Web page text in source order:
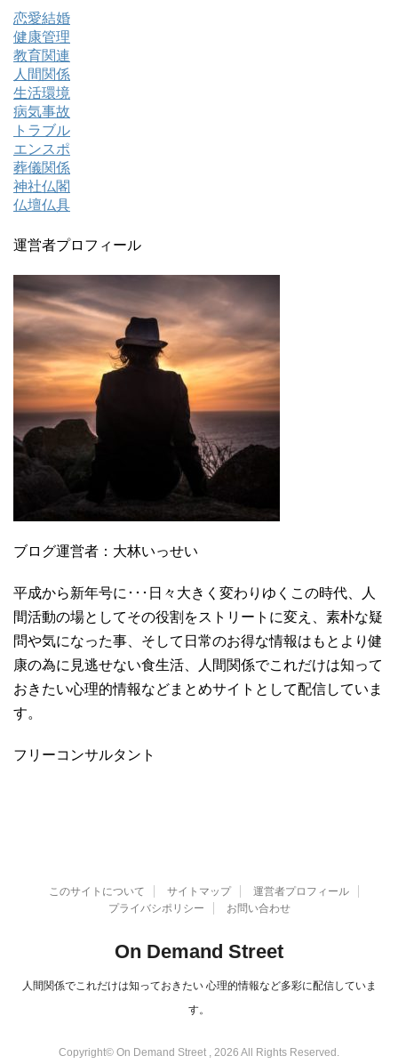
恋愛結婚
健康管理
教育関連
人間関係
生活環境
病気事故
トラブル
エンスポ
葬儀関係
神社仏閣
仏壇仏具
運営者プロフィール
ブログ運営者：大林いっせい
平成から新年号に･･･日々大きく変わりゆくこの時代、人
間活動の場としてその役割をストリートに変え、素朴な疑
問や気になった事、そして日常のお得な情報はもとより健
康の為に見逃せない食生活、人間関係でこれだけは知って
おきたい心理的情報などまとめサイトとして配信していま
す。
フリーコンサルタント
このサイトについて サイトマップ
運営者プロフィール
プライバシポリシー
お問い合わせ
On Demand Street
人間関係でこれだけは知っておきたい 心理的情報など多彩に配信していま
す。
Copyright© On Demand Street , 2026 All Rights Reserved.